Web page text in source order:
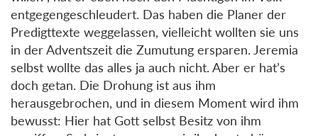
entgegengeschleudert. Das haben die Planer der
Predigttexte weggelassen, vielleicht wollten sie uns
in der Adventszeit die Zumutung ersparen. Jeremia
selbst wollte das alles ja auch nicht. Aber er hat’s
doch getan. Die Drohung ist aus ihm
herausgebrochen, und in diesem Moment wird ihm
bewusst: Hier hat Gott selbst Besitz von ihm